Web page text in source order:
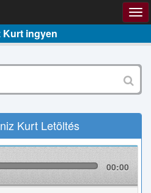
Kurt ingyen
Kurt Letöltés
00:00